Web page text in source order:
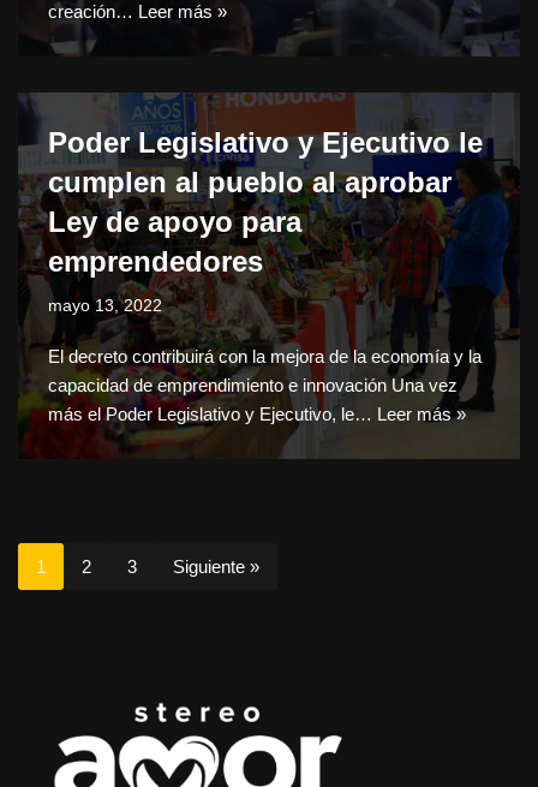
creación… Leer más »
Poder Legislativo y Ejecutivo le
cumplen al pueblo al aprobar
Ley de apoyo para
emprendedores
mayo 13, 2022
El decreto contribuirá con la mejora de la economía y la
capacidad de emprendimiento e innovación Una vez
más el Poder Legislativo y Ejecutivo, le… Leer más »
1 2 3 Siguiente »